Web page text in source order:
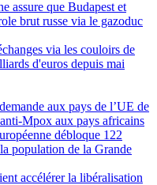
assure que Budapest et
brut russe via le gazoduc
via les couloirs de
d'euros depuis mai
aux pays de l’UE de
Mpox aux pays africains
débloque 122
population de la Grande
accélérer la libéralisation